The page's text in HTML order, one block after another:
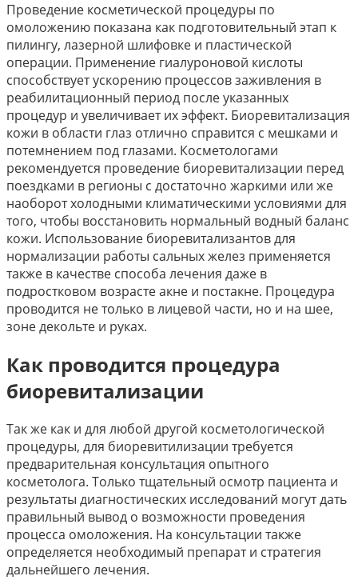
Проведение косметической процедуры по
омоложению показана как подготовительный этап к
пилингу, лазерной шлифовке и пластической
операции. Применение гиалуроновой кислоты
способствует ускорению процессов заживления в
реабилитационный период после указанных
процедур и увеличивает их эффект. Биоревитализация
кожи в области глаз отлично справится с мешками и
потемнением под глазами. Косметологами
рекомендуется проведение биоревитализации перед
поездками в регионы с достаточно жаркими или же
наоборот холодными климатическими условиями для
того, чтобы восстановить нормальный водный баланс
кожи. Использование биоревитализантов для
нормализации работы сальных желез применяется
также в качестве способа лечения даже в
подростковом возрасте акне и постакне. Процедура
проводится не только в лицевой части, но и на шее,
зоне декольте и руках.
Как проводится процедура
биоревитализации
Так же как и для любой другой косметологической
процедуры, для биоревитилизации требуется
предварительная консультация опытного
косметолога. Только тщательный осмотр пациента и
результаты диагностических исследований могут дать
правильный вывод о возможности проведения
процесса омоложения. На консультации также
определяется необходимый препарат и стратегия
дальнейшего лечения.